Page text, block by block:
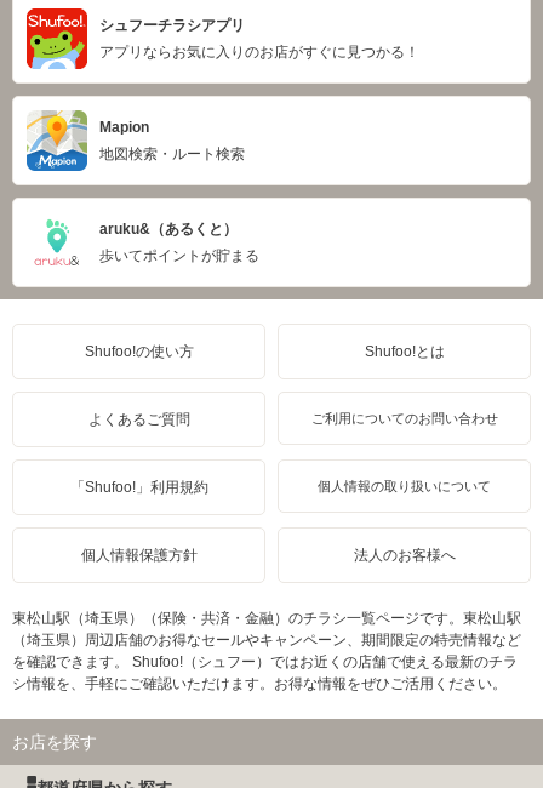
シュフーチラシアプリ
アプリならお気に入りのお店がすぐに見つかる！
Mapion
地図検索・ルート検索
aruku&（あるくと）
歩いてポイントが貯まる
Shufoo!の使い方 Shufoo!とは
よくあるご質問 ご利用についてのお問い合わせ
「Shufoo!」利用規約 個人情報の取り扱いについて
個人情報保護方針 法人のお客様へ
東松山駅（埼玉県）（保険・共済・金融）のチラシ一覧ページです。東松山駅
（埼玉県）周辺店舗のお得なセールやキャンペーン、期間限定の特売情報など
を確認できます。 Shufoo!（シュフー）ではお近くの店舗で使える最新のチラ
シ情報を、手軽にご確認いただけます。お得な情報をぜひご活用ください。
お店を探す